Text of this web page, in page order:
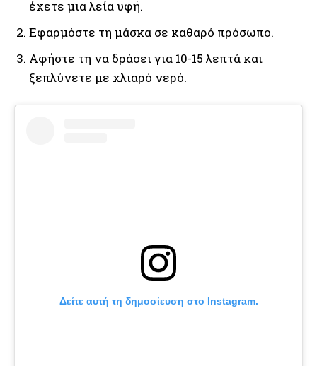
έχετε μια λεία υφή.
Εφαρμόστε τη μάσκα σε καθαρό πρόσωπο.
Αφήστε τη να δράσει για 10-15 λεπτά και
ξεπλύνετε με χλιαρό νερό.
Δείτε αυτή τη δημοσίευση στο Instagram.